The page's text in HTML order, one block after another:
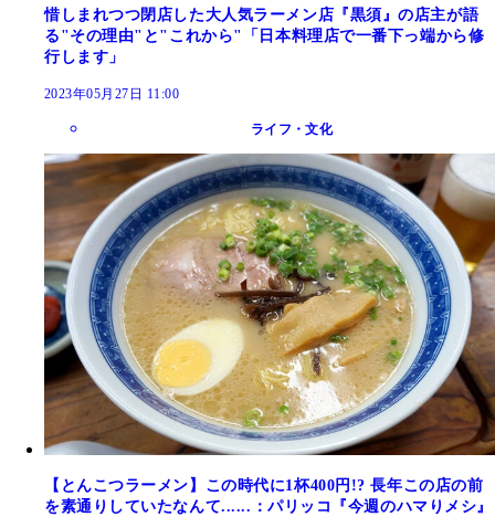
惜しまれつつ閉店した大人気ラーメン店『黒須』の店主が語
る"その理由"と"これから"「日本料理店で一番下っ端から修
行します」
2023年05月27日 11:00
ライフ・文化
【とんこつラーメン】この時代に1杯400円!? 長年この店の前
を素通りしていたなんて......：パリッコ『今週のハマりメシ』